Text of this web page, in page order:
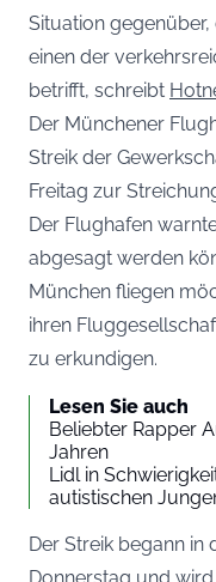
Situation
einen der
betrifft, schreibt
Der Münchener
Streik der
Freitag zur
Der Flughafen
abgesagt werden
München fliegen
ihren
zu erkundigen.
Lesen Sie auch
Beliebter Rapper
Jahren
Lidl in
autistischen
Der Streik begann